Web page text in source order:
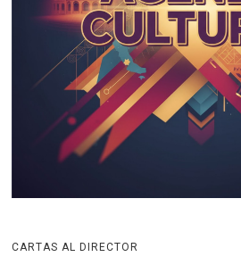
CARTAS AL DIRECTOR